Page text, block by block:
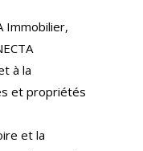
Immobilier,
à la
et propriétés
et la